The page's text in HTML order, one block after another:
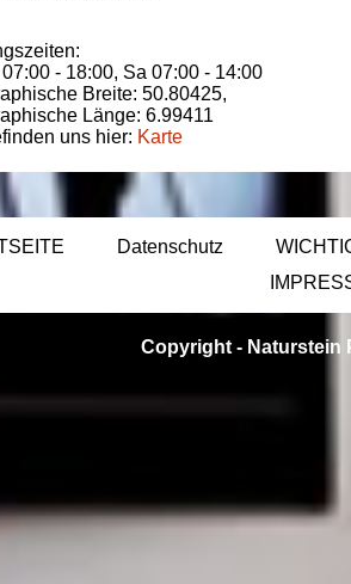
- 18:00, Sa 07:00 - 14:00
Breite: 50.80425,
Länge: 6.99411
uns hier: Karte
Datenschutz
Copyright - Naturstein